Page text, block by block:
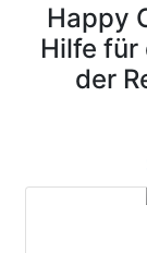
Happy
Hilfe
der